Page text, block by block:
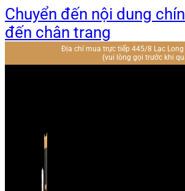
Chuyển đến nội dung
đến chân trang
Địa chỉ mua trực tiếp 445/8 Lạc Long
(vui lòng gọi trước khi